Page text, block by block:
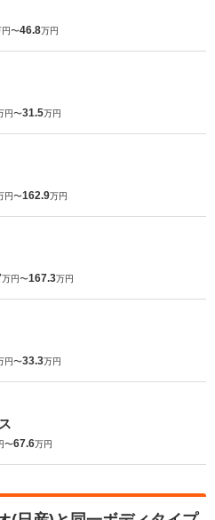
円〜46.8万円
円〜31.5万円
円〜162.9万円
万円〜167.3万円
円〜33.3万円
〜67.6万円